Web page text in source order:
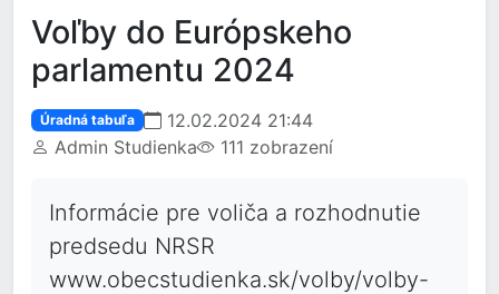
Voľby do Európskeho
parlamentu 2024
Úradná tabuľa
12.02.2024 21:44
Admin Studienka
111 zobrazení
Informácie pre voliča a rozhodnutie
predsedu NRSR
www.obecstudienka.sk/volby/volby-